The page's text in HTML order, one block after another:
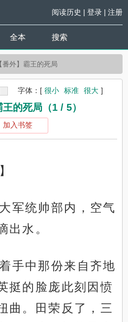
阅读历史 | 登录| 注册
全本 搜索
【番外】霸王的死局
字体： [ 很小 标准 很大 ]
王的死局（1 / 5）
加入书签
军统帅部内，空气
出水。
手中那份来自齐地
挺的脸庞此刻因愤
曲。田荣反了，三